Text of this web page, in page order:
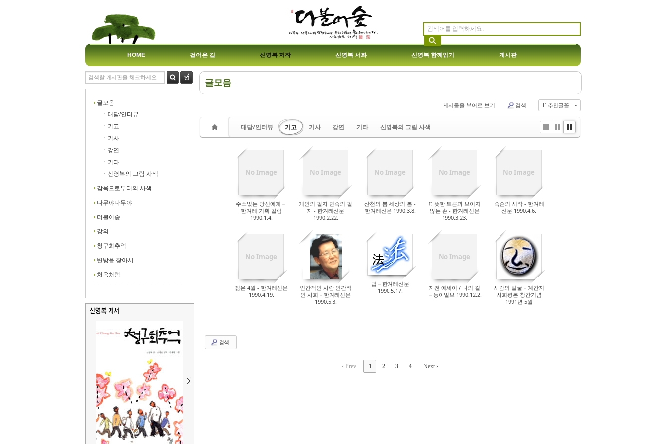
HOME 걸어온 길 신영복 저작 신영복 서화 신영복 함께읽기 게시판
글모음
ㆍ대담/인터뷰
ㆍ기고
ㆍ기사
ㆍ강연
ㆍ기타
ㆍ신영복의 그림 사색
감옥으로부터의 사색
나무야나무야
더불어숲
강의
청구회추억
변방을 찾아서
처음처럼
글모음
T 추천글꼴
게시물을 뷰어로 보기 검색
대담/인터뷰 기고 기사 강연 기타
신영복의 그림 사색
Li
Zi
G
No Image
주소없는 당신에게－
한겨레 기획 칼럼
1990.1.4.
No Image
개인의 팔자 민족의 팔
자 - 한겨레신문
1990.2.22.
No Image
산천의 봄 세상의 봄 -
한겨레신문 1990.3.8.
No Image
따뜻한 토큰과 보이지
않는 손 - 한겨레신문
1990.3.23.
No Image
죽순의 시작 - 한겨레
신문 1990.4.6.
No Image
젊은 4월 - 한겨레신문
1990.4.19.
인간적인 사람 인간적
인 사회－한겨레신문
1990.5.3.
법－한겨레신문
1990.5.17.
No Image
자전 에세이 / 나의 길
－동아일보 1990.12.2.
사람의 얼굴－계간지
사회평론 창간기념
1991년 5월
검색
‹ Prev 1 2 3 4 Next ›
Sketchbook5, 스케치북5
Sketchbook5, 스케치북5
Sketchbook5, 스케치북5
Sketchbook5, 스케치북5